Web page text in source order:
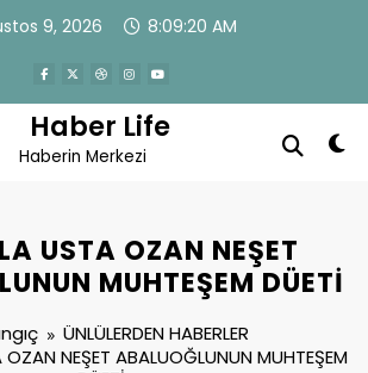
9, 2026 8:09:20 AM
Haber Life
Haberin Merkezi
USTA OZAN NEŞET
MUHTEŞEM DÜETİ
ÜNLÜLERDEN HABERLER
OZAN NEŞET ABALUOĞLUNUN MUHTEŞEM